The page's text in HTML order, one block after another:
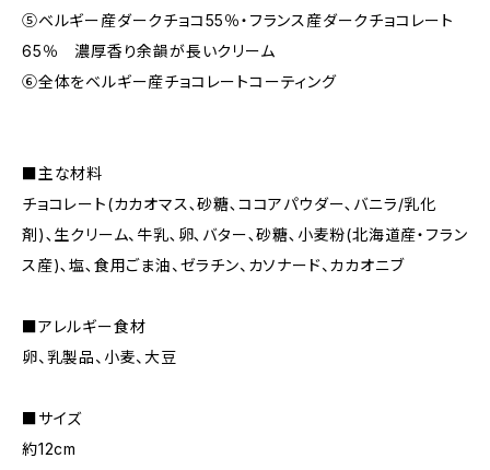
⑤ベルギー産ダークチョコ55％・フランス産ダークチョコレート
65％ 濃厚香り余韻が長いクリーム
⑥全体をベルギー産チョコレートコーティング
■主な材料
チョコレート(カカオマス､砂糖､ココアパウダー､バニラ/乳化
剤)､生クリーム、牛乳､卵､バター､砂糖､小麦粉(北海道産・フラン
ス産)､塩､食用ごま油、ゼラチン、カソナード、カカオニブ
■アレルギー食材
卵、乳製品、小麦、大豆
■サイズ
約12cm